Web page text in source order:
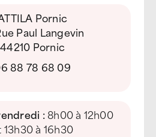
Pornic
Paul Langevin
44210 Pornic
88 78 68 09
:8h00 à 12h00
13h30 à 16h30